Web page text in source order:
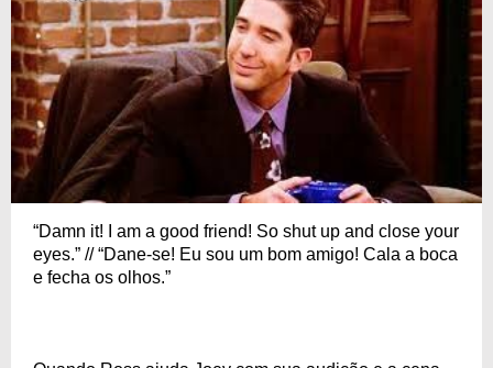
“Damn it! I am a good friend! So shut up and close your
eyes.” // “Dane-se! Eu sou um bom amigo! Cala a boca
e fecha os olhos.”